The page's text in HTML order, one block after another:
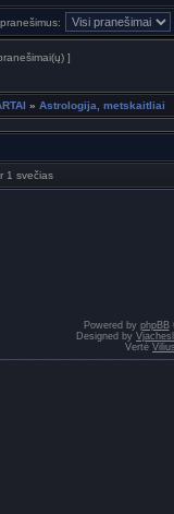
]
» Astrologija, metskaitliai
1 svečias
Powered by phpBB
Designed by
Vertė